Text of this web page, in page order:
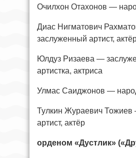
Очилхон Отахонов —
Диас Нигматович
заслуженный артист,
Юлдуз Ризаева —
артистка, актриса
Улмас Саиджонов —
Тулкин Жураевич
артист, актёр
орденом «Дустлик»